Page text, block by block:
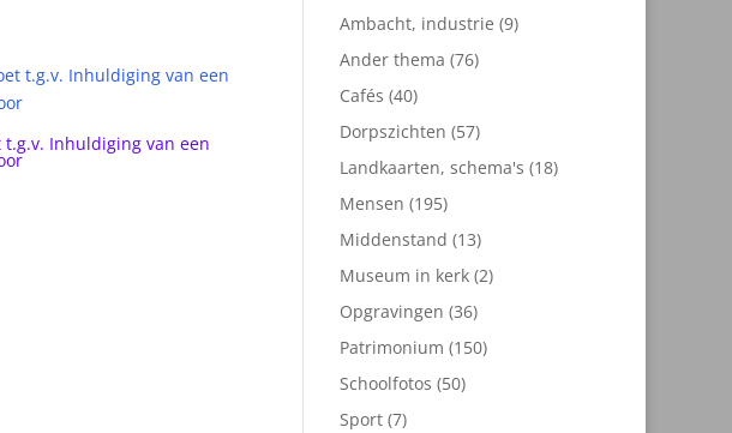
t.g.v. Inhuldiging van een
Ambacht, industrie 99
Ander thema 7676
Cafés 4040
producten
Dorpszichten 5757
producten
Landkaarten, schema's 1818
Mensen 195195
producten
Middenstand 1313
producten
Museum in kerk 22
Opgravingen 3636
producten
Patrimonium 150150
Schoolfotos 5050
Sport 77